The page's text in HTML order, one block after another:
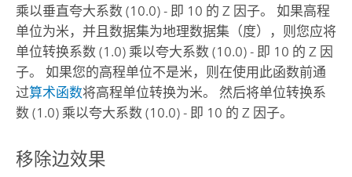
乘以垂直夸大系数 (10.0) - 即 10 的 Z 因子。 如果高程
单位为米，并且数据集为地理数据集（度），则您应将
单位转换系数 (1.0) 乘以夸大系数 (10.0) - 即 10 的 Z 因
子。 如果您的高程单位不是米，则在使用此函数前通
过算术函数将高程单位转换为米。 然后将单位转换系
数 (1.0) 乘以夸大系数 (10.0) - 即 10 的 Z 因子。
移除边效果